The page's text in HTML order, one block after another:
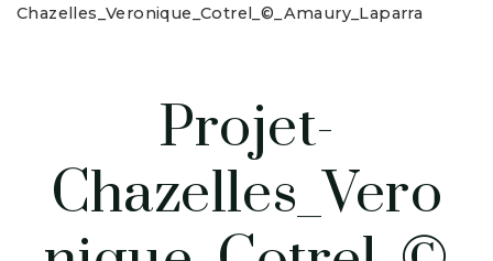
Chazelles_Veronique_Cotrel_©_Amaury_Laparra
Projet-
Chazelles_Vero